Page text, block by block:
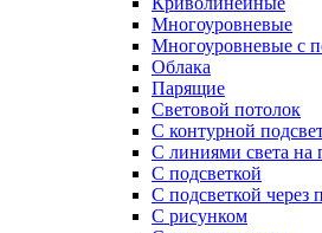
Многоуровневые
Многоуровневые с
Облака
Парящие
Световой потолок
С контурной
С линиями света на
С подсветкой
С подсветкой через
С рисунком